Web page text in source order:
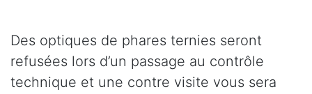
Des optiques de phares ternies seront
refusées lors d’un passage au contrôle
technique et une contre visite vous sera